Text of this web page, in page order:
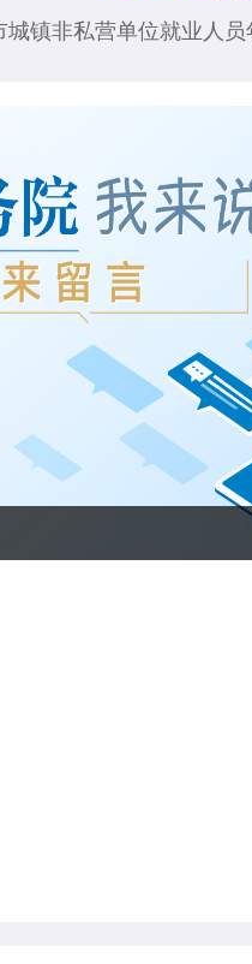
城镇非私营单位就业人